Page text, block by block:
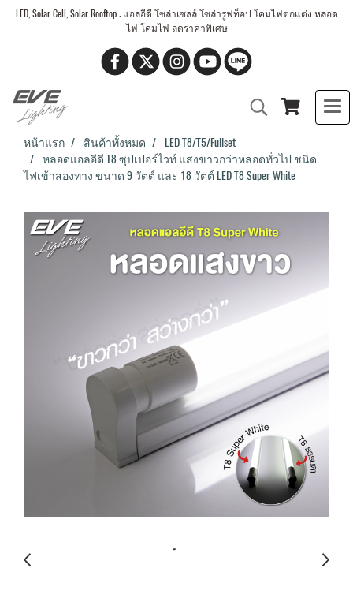
LED, Solar Cell, Solar Rooftop : แอลอีดี โซล่าเซลล์ โซล่ารูฟท็อป โคมไฟตกแต่ง หลอด
ไฟ โคมไฟ ลดราคาพิเศษ
หน้าแรก สินค้าทั้งหมด
LED T8/T5/Fullset
หลอดแอลอีดี T8 ซุปเปอร์ไวท์ แสงขาวกว่าหลอดทั่วไป ชนิด
ไฟเข้าสองทาง ขนาด 9 วัตต์ และ 18 วัตต์ LED T8 Super White